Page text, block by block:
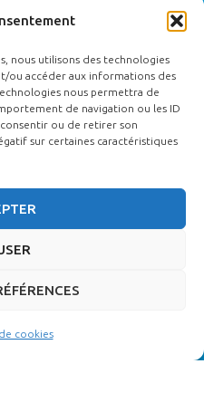
nous utilisons des technologies
ou accéder aux informations des
nous permettra de
de navigation ou les ID
consentir ou de retirer son
sur certaines caractéristiques
cookies
BOSSARDcontact@ecole-